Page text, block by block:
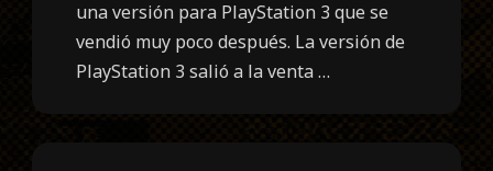
una versión para PlayStation 3 que se
vendió muy poco después. La versión de
PlayStation 3 salió a la venta …